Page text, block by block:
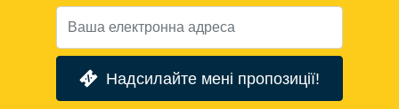
Надсилайте мені пропозиції!